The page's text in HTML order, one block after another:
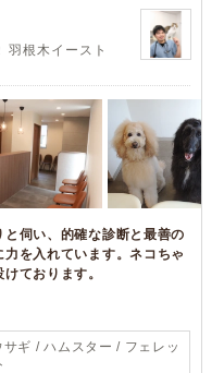
羽根木イースト
伺い、的確な診断と最善の
を入れています。ネコちゃ
ております。
ギ / ハムスター / フェレッ